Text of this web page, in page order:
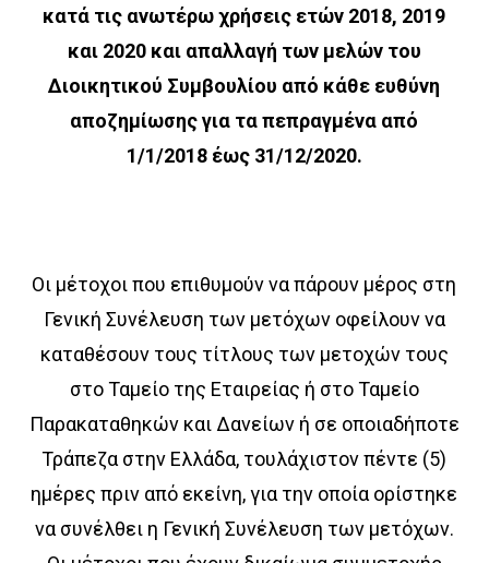
κατά τις ανωτέρω χρήσεις ετών 2018, 2019
και 2020 και απαλλαγή των μελών του
Διοικητικού Συμβουλίου από κάθε ευθύνη
αποζημίωσης για τα πεπραγμένα από
1/1/2018 έως 31/12/2020.
Οι μέτοχοι που επιθυμούν να πάρουν μέρος στη
Γενική Συνέλευση των μετόχων οφείλουν να
καταθέσουν τους τίτλους των μετοχών τους
στο Ταμείο της Εταιρείας ή στο Ταμείο
Παρακαταθηκών και Δανείων ή σε οποιαδήποτε
Τράπεζα στην Ελλάδα, τουλάχιστον πέντε (5)
ημέρες πριν από εκείνη, για την οποία ορίστηκε
να συνέλθει η Γενική Συνέλευση των μετόχων.